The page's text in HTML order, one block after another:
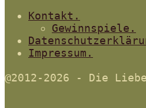
Kontakt.
Gewinnspiele.
Impressum.
@2012-2026 - Die